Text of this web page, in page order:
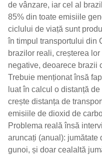
de vânzare, iar cel al
85% din toate emisiile
ciclului de viață sunt
în timpul transportului din
brazilor reali, creșterea
negative, deoarece brazii
Trebuie menționat însă
luat în calcul o distanță
crește distanța de
emisiile de dioxid de
Problema reală însă
aruncați (anual): jumătate
gunoi, și doar cealaltă